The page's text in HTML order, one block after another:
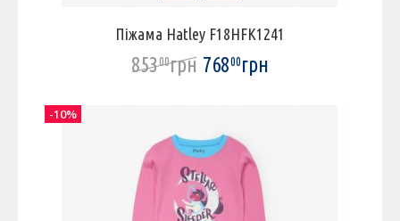
Піжама Hatley F18HFK1241
85300грн 76800грн
-10%